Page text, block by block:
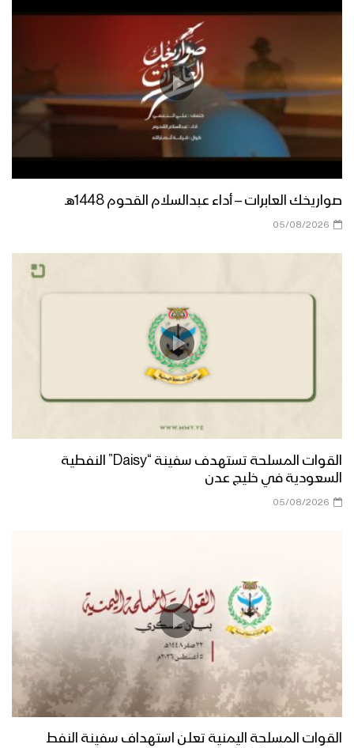
صواريخك العابرات – أداء عبدالسلام القحوم 1448هـ
05/08/2026
القوات المسلحة تستهدف سفينة “Daisy” النفطية
السعودية في خليج عدن
05/08/2026
القوات المسلحة اليمنية تعلن استهداف سفينة النفط